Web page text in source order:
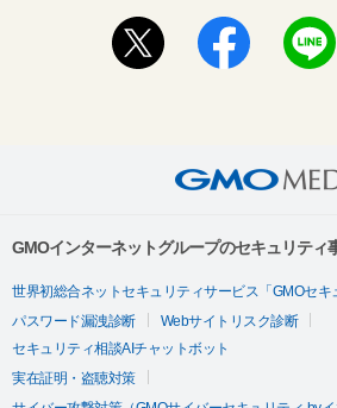
GMOインターネットグループのセキュリティ
世界初総合ネットセキュリティサービス「GMOセキ
パスワード漏洩診断
Webサイトリスク診断
セキュリティ相談AIチャットボット
実在証明・盗聴対策